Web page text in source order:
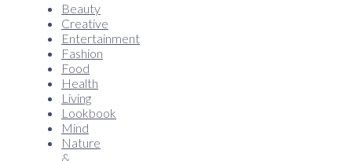
Beauty
Creative
Entertainment
Fashion
Food
Health
Living
Lookbook
Mind
Nature
&